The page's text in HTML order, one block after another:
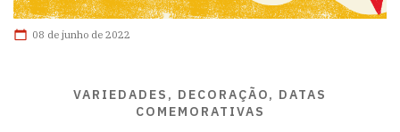
08 de junho de 2022
VARIEDADES, DECORAÇÃO, DATAS
COMEMORATIVAS